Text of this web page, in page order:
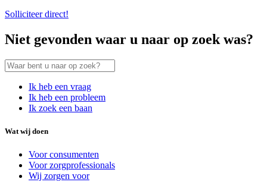
Solliciteer direct!
Niet gevonden waar u naar op zoek was?
Ik heb een vraag
Ik heb een probleem
Ik zoek een baan
Wat wij doen
Voor consumenten
Voor zorgprofessionals
Wij zorgen voor